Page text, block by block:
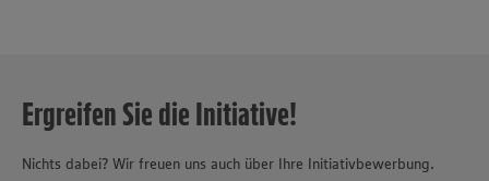
Ergreifen Sie die Initiative!
Nichts dabei? Wir freuen uns auch über Ihre Initiativbewerbung.